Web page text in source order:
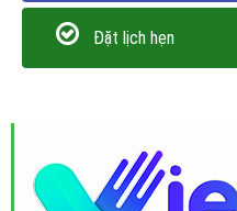
Đặt lịch hẹn